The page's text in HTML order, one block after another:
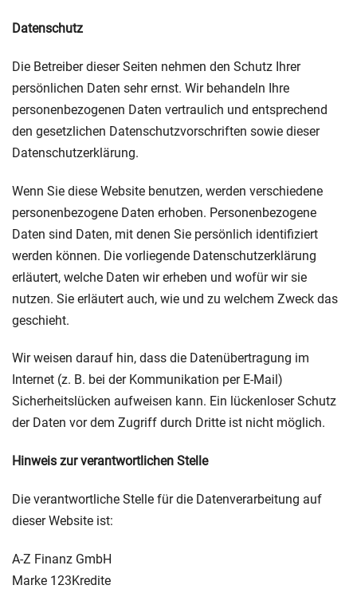
Datenschutz
Die Betreiber dieser Seiten nehmen den Schutz Ihrer
persönlichen Daten sehr ernst. Wir behandeln Ihre
personenbezogenen Daten vertraulich und entsprechend
den gesetzlichen Datenschutzvorschriften sowie dieser
Datenschutzerklärung.
Wenn Sie diese Website benutzen, werden verschiedene
personenbezogene Daten erhoben. Personenbezogene
Daten sind Daten, mit denen Sie persönlich identifiziert
werden können. Die vorliegende Datenschutzerklärung
erläutert, welche Daten wir erheben und wofür wir sie
nutzen. Sie erläutert auch, wie und zu welchem Zweck das
geschieht.
Wir weisen darauf hin, dass die Datenübertragung im
Internet (z. B. bei der Kommunikation per E-Mail)
Sicherheitslücken aufweisen kann. Ein lückenloser Schutz
der Daten vor dem Zugriff durch Dritte ist nicht möglich.
Hinweis zur verantwortlichen Stelle
Die verantwortliche Stelle für die Datenverarbeitung auf
dieser Website ist:
A-Z Finanz GmbH
Marke 123Kredite